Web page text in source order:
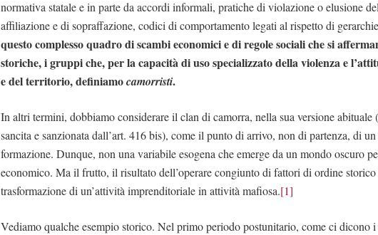
normativa statale e in parte da accordi informali, pratiche di violazione o elusione
affiliazione e di sopraffazione, codici di comportamento legati al rispetto di
questo complesso quadro di scambi economici e di regole sociali che si
storiche, i gruppi che, per la capacità di uso specializzato della violenza e
e del territorio, definiamocamorristi.
In altri termini, dobbiamo considerare il clan di camorra, nella sua versione abituale
sancita e sanzionata dall’art. 416 bis), come il punto di arrivo, non di partenza, di
formazione. Dunque, non una variabile esogena che emerge da un mondo oscuro
economico. Ma il frutto, il risultato dell’operare congiunto di fattori di ordine
trasformazione di un’attività imprenditoriale in attività mafiosa.[1]
Vediamo qualche esempio storico. Nel primo periodo postunitario, come ci dicono